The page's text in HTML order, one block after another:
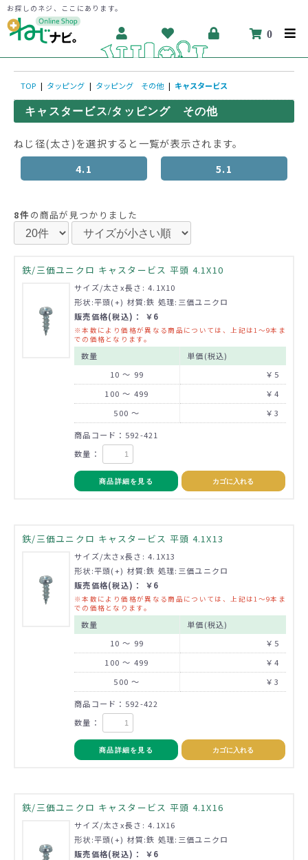
お探しのネジ、ここにあります。
0
TOP | タッピング | タッピング その他 | キャスタービス
キャスタービス/タッピング その他
ねじ径(太さ)を選択すると一覧が表示されます。
4.1
5.1
8件の商品が見つかりました
鉄/三価ユニクロ キャスタービス 平頭 4.1X10
サイズ/太さx長さ: 4.1X10
形状:平頭(+) 材質:鉄 処理:三価ユニクロ
販売価格(税込)： ￥6
※本数により価格が異なる商品については、上記は1～9本ま
での価格となります。
数量
単価(税込)
10 ～ 99
￥5
100 ～ 499
￥4
500 ～
￥3
商品コード：592-421
数量：
商品詳細を見る カゴに入れる
鉄/三価ユニクロ キャスタービス 平頭 4.1X13
サイズ/太さx長さ: 4.1X13
形状:平頭(+) 材質:鉄 処理:三価ユニクロ
販売価格(税込)： ￥6
※本数により価格が異なる商品については、上記は1～9本ま
での価格となります。
数量
単価(税込)
10 ～ 99
￥5
100 ～ 499
￥4
500 ～
￥3
商品コード：592-422
数量：
商品詳細を見る カゴに入れる
鉄/三価ユニクロ キャスタービス 平頭 4.1X16
サイズ/太さx長さ: 4.1X16
形状:平頭(+) 材質:鉄 処理:三価ユニクロ
販売価格(税込)： ￥6